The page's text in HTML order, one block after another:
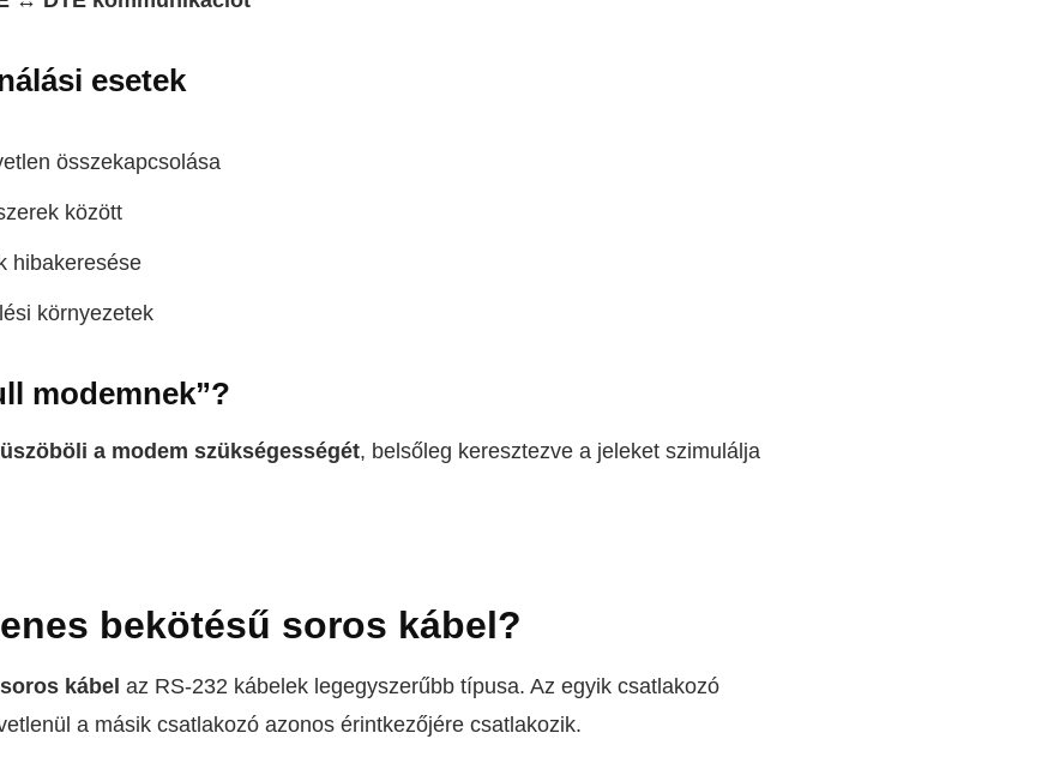
esetek
összekapcsolása
között
hibakeresése
környezetek
modemnek”?
a modem szükségességét, belsőleg keresztezve a jeleket szimulálja
bekötésű soros kábel?
kábel az RS-232 kábelek legegyszerűbb típusa. Az egyik csatlakozó
a másik csatlakozó azonos érintkezőjére csatlakozik.